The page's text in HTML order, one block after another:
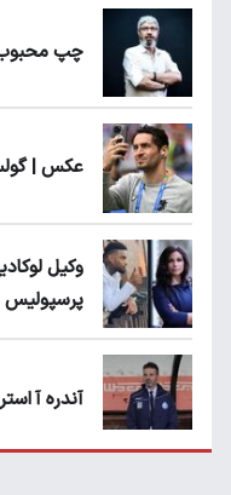
چپ محبوب
عکس |
وکیل
پرسپولیس
آندره آ